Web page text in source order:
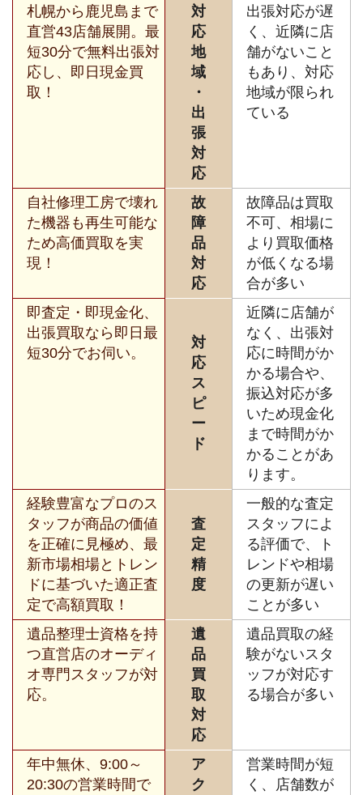
札幌から鹿児島まで
直営43店舗展開。最
短30分で無料出張対
応し、即日現金買
取！
対
応
地
域
・
出
張
対
応
出張対応が遅
く、近隣に店
舗がないこと
もあり、対応
地域が限られ
ている
自社修理工房で壊れ
た機器も再生可能な
ため高価買取を実
現！
故
障
品
対
応
故障品は買取
不可、相場に
より買取価格
が低くなる場
合が多い
即査定・即現金化、
出張買取なら即日最
短30分でお伺い。
対
応
ス
ピ
ー
ド
近隣に店舗が
なく、出張対
応に時間がか
かる場合や、
振込対応が多
いため現金化
まで時間がか
かることがあ
ります。
経験豊富なプロのス
タッフが商品の価値
を正確に見極め、最
新市場相場とトレン
ドに基づいた適正査
定で高額買取！
査
定
精
度
一般的な査定
スタッフによ
る評価で、ト
レンドや相場
の更新が遅い
ことが多い
遺品整理士資格を持
つ直営店のオーディ
オ専門スタッフが対
応。
遺
品
買
取
対
応
遺品買取の経
験がないスタ
ッフが対応す
る場合が多い
年中無休、9:00～
20:30の営業時間で
ア
ク
営業時間が短
く、店舗数が